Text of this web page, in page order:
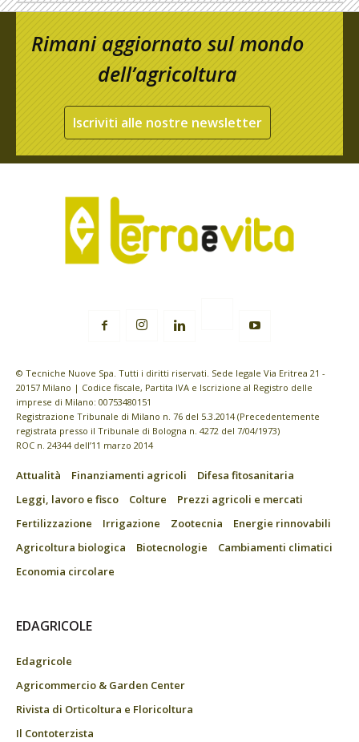
Rimani aggiornato sul mondo
dell’agricoltura
Iscriviti alle nostre newsletter
© Tecniche Nuove Spa. Tutti i diritti riservati. Sede legale Via Eritrea 21 -
20157 Milano | Codice fiscale, Partita IVA e Iscrizione al Registro delle
imprese di Milano: 00753480151
Registrazione Tribunale di Milano n. 76 del 5.3.2014 (Precedentemente
registrata presso il Tribunale di Bologna n. 4272 del 7/04/1973)
ROC n. 24344 dell’11 marzo 2014
Attualità Finanziamenti agricoli
Difesa fitosanitaria
Leggi, lavoro e fisco
Colture
Prezzi agricoli e mercati
Fertilizzazione
Irrigazione Zootecnia
Energie rinnovabili
Agricoltura biologica
Biotecnologie
Cambiamenti climatici
Economia circolare
EDAGRICOLE
Edagricole
Agricommercio & Garden Center
Rivista di Orticoltura e Floricoltura
Il Contoterzista